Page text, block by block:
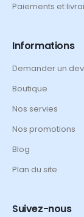
Paiements et
Informations
Demander un
Boutique
Nos servies
Nos promotions
Blog
Plan du site
Suivez-nous